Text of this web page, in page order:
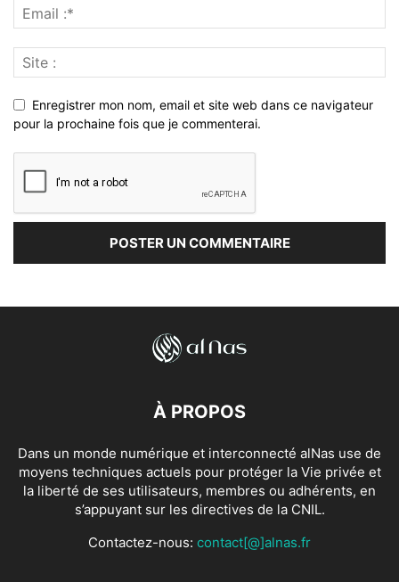
Enregistrer mon nom, email et site web dans ce navigateur
pour la prochaine fois que je commenterai.
À PROPOS
Dans un monde numérique et interconnecté alNas use de
moyens techniques actuels pour protéger la Vie privée et
la liberté de ses utilisateurs, membres ou adhérents, en
s’appuyant sur les directives de la CNIL.
Contactez-nous: contact[@]alnas.fr